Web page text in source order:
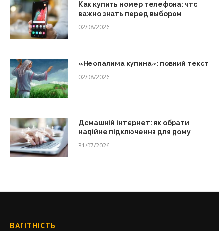
Как купить номер телефона: что
важно знать перед выбором
02/08/2026
«Неопалима купина»: повний текст
02/08/2026
Домашній інтернет: як обрати
надійне підключення для дому
31/07/2026
ВАГІТНІСТЬ